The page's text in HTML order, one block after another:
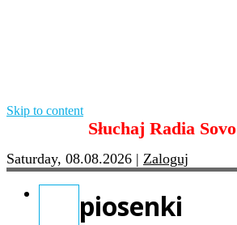
Skip to content
Słuchaj Radia Sovo
Saturday, 08.08.2026 | Zaloguj
piosenki